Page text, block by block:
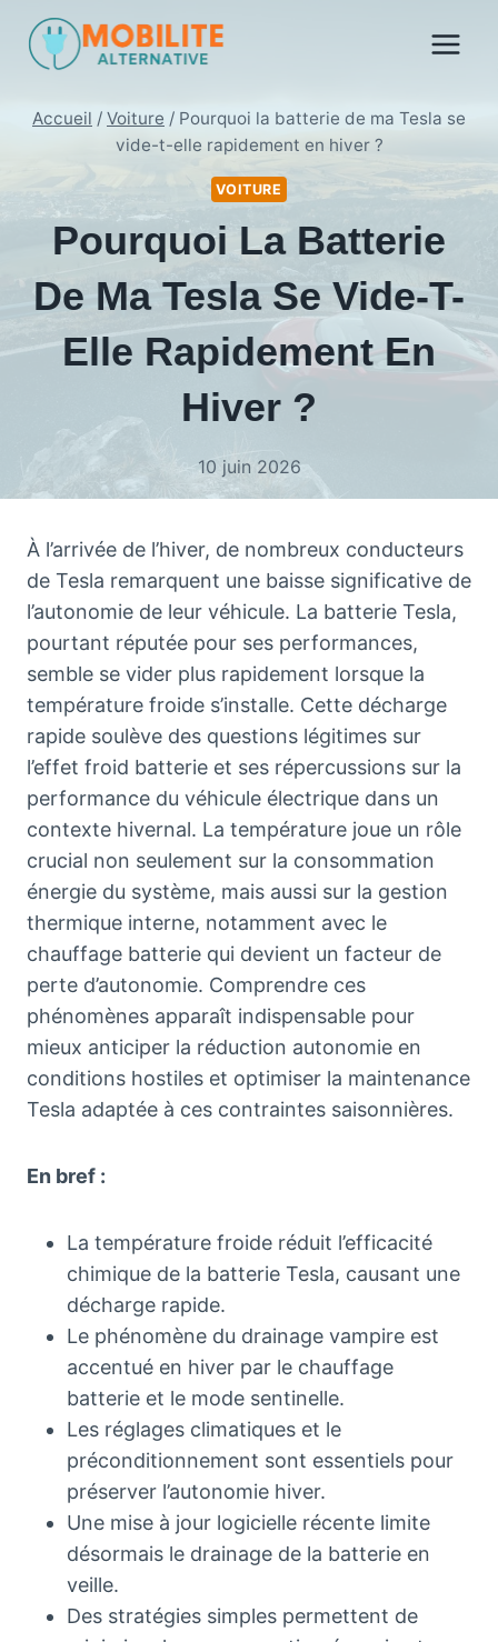
contenu
Accueil / Voiture / Pourquoi la batterie de ma Tesla se
vide-t-elle rapidement en hiver ?
VOITURE
Pourquoi La Batterie
De Ma Tesla Se Vide-T-
Elle Rapidement En
Hiver ?
10 juin 2026
À l’arrivée de l’hiver, de nombreux conducteurs
de Tesla remarquent une baisse significative de
l’autonomie de leur véhicule. La batterie Tesla,
pourtant réputée pour ses performances,
semble se vider plus rapidement lorsque la
température froide s’installe. Cette décharge
rapide soulève des questions légitimes sur
l’effet froid batterie et ses répercussions sur la
performance du véhicule électrique dans un
contexte hivernal. La température joue un rôle
crucial non seulement sur la consommation
énergie du système, mais aussi sur la gestion
thermique interne, notamment avec le
chauffage batterie qui devient un facteur de
perte d’autonomie. Comprendre ces
phénomènes apparaît indispensable pour
mieux anticiper la réduction autonomie en
conditions hostiles et optimiser la maintenance
Tesla adaptée à ces contraintes saisonnières.
En bref :
La température froide réduit l’efficacité
chimique de la batterie Tesla, causant une
décharge rapide.
Le phénomène du drainage vampire est
accentué en hiver par le chauffage
batterie et le mode sentinelle.
Les réglages climatiques et le
préconditionnement sont essentiels pour
préserver l’autonomie hiver.
Une mise à jour logicielle récente limite
désormais le drainage de la batterie en
veille.
Des stratégies simples permettent de